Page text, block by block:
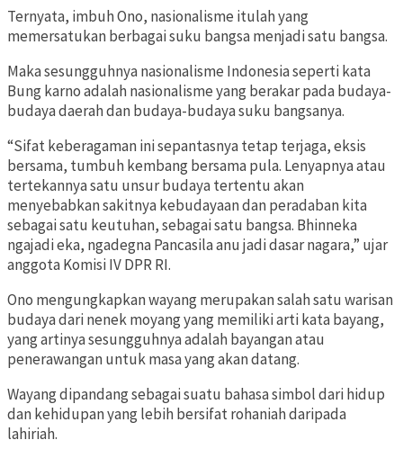
Ternyata, imbuh Ono, nasionalisme itulah yang
memersatukan berbagai suku bangsa menjadi satu bangsa.
Maka sesungguhnya nasionalisme Indonesia seperti kata
Bung karno adalah nasionalisme yang berakar pada budaya-
budaya daerah dan budaya-budaya suku bangsanya.
“Sifat keberagaman ini sepantasnya tetap terjaga, eksis
bersama, tumbuh kembang bersama pula. Lenyapnya atau
tertekannya satu unsur budaya tertentu akan
menyebabkan sakitnya kebudayaan dan peradaban kita
sebagai satu keutuhan, sebagai satu bangsa. Bhinneka
ngajadi eka, ngadegna Pancasila anu jadi dasar nagara,” ujar
anggota Komisi IV DPR RI.
Ono mengungkapkan wayang merupakan salah satu warisan
budaya dari nenek moyang yang memiliki arti kata bayang,
yang artinya sesungguhnya adalah bayangan atau
penerawangan untuk masa yang akan datang.
Wayang dipandang sebagai suatu bahasa simbol dari hidup
dan kehidupan yang lebih bersifat rohaniah daripada
lahiriah.